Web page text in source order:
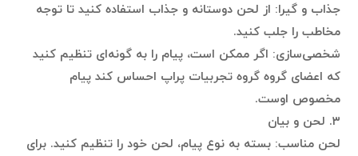
جذاب و گیرا: از لحن دوستانه و جذاب استفاده کنید تا توجه
مخاطب را جلب کنید.
شخصی‌سازی: اگر ممکن است، پیام را به گونه‌ای تنظیم کنید
که اعضای گروه گروه تجربیات پراپ احساس کند پیام
مخصوص اوست.
۳. لحن و بیان
لحن مناسب: بسته به نوع پیام، لحن خود را تنظیم کنید. برای